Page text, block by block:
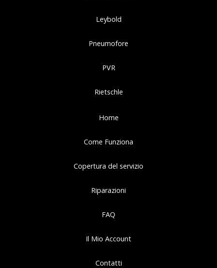
Leybold
Pneumofore
PVR
Rietschle
Home
Come Funziona
Copertura del servizio
Riparazioni
FAQ
Il Mio Account
Contatti